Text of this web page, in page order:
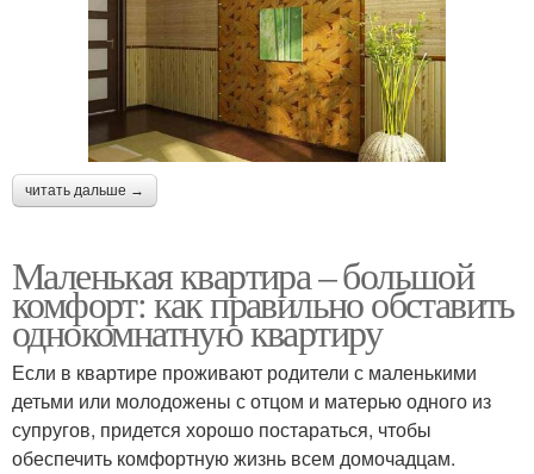
читать дальше →
Маленькая квартира – большой
комфорт: как правильно обставить
однокомнатную квартиру
Если в квартире проживают родители с маленькими
детьми или молодожены с отцом и матерью одного из
супругов, придется хорошо постараться, чтобы
обеспечить комфортную жизнь всем домочадцам.